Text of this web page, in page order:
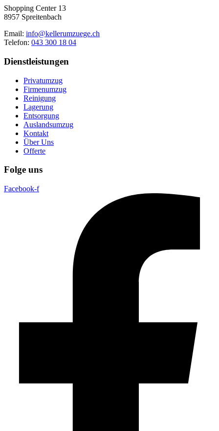
Shopping Center 13
8957 Spreitenbach
Email: info@kellerumzuege.ch
Telefon: 043 300 18 04
Dienstleistungen
Privatumzug
Firmenumzug
Reinigung
Lagerung
Entsorgung
Auslandsumzug
Kontakt
Über Uns
Offerte
Folge uns
Facebook-f